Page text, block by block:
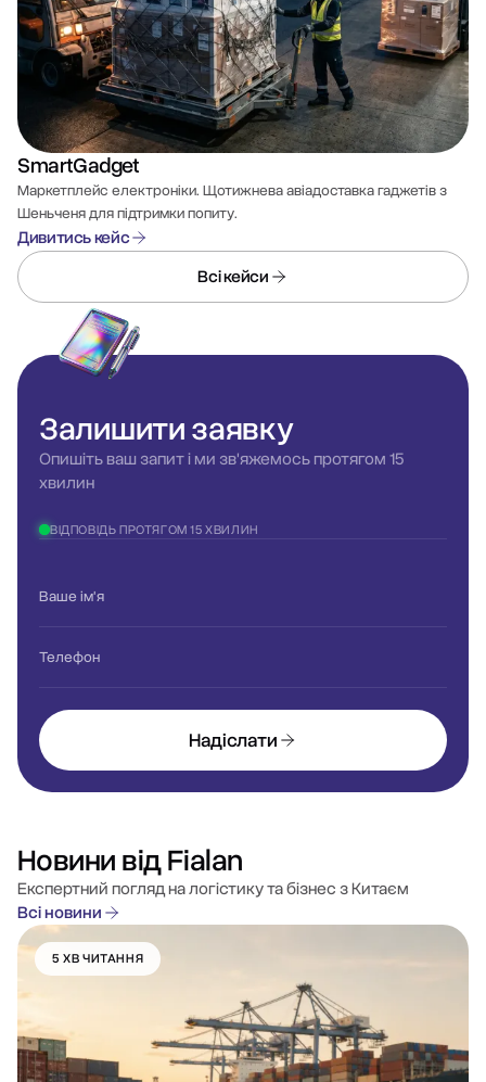
SmartGadget
Маркетплейс електроніки. Щотижнева авіадоставка гаджетів з
Шеньченя для підтримки попиту.
Дивитись кейс
Всі кейси
Залишитизаявку
Опишіть ваш запит і ми зв'яжемось протягом 15
хвилин
ВІДПОВІДЬ ПРОТЯГОМ 15 ХВИЛИН
Ваше ім'я
Телефон
Надіслати
Новини від Fialan
Експертний погляд на логістику та бізнес з Китаєм
Всі новини
5 ХВ ЧИТАННЯ